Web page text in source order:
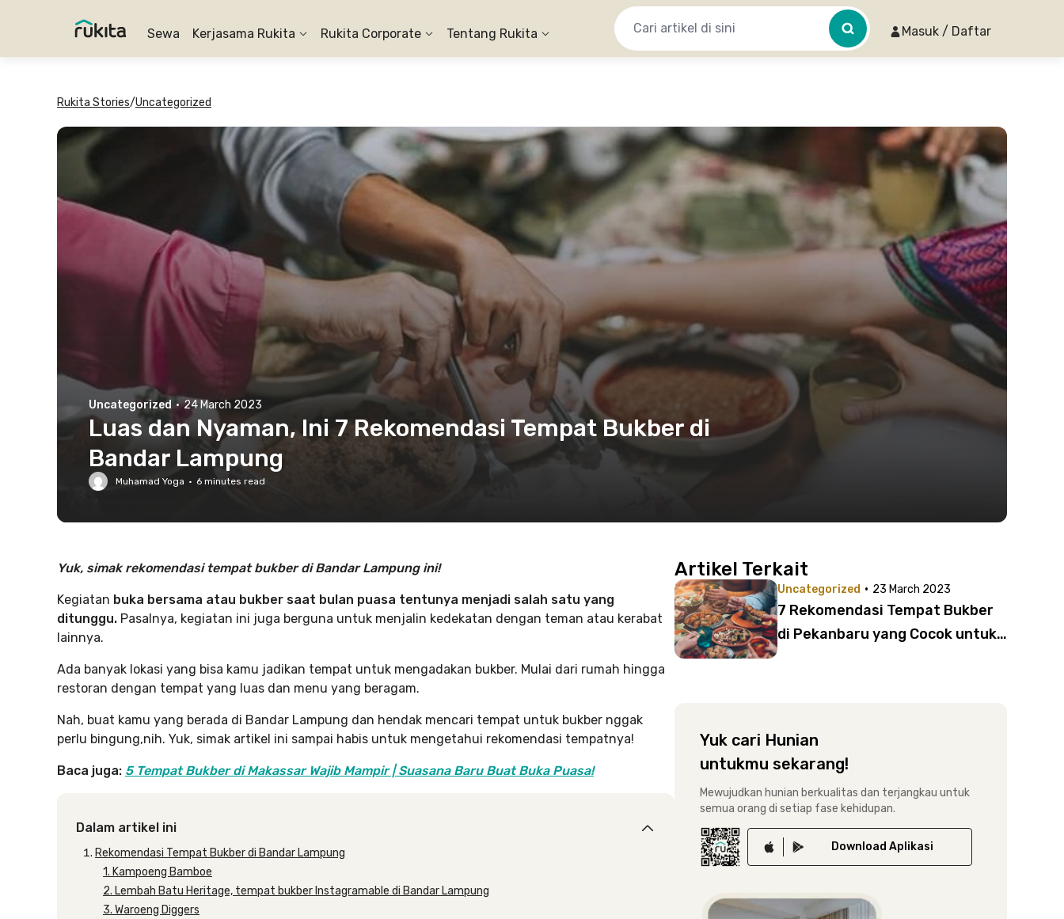
Sewa Kerjasama Rukita Rukita Corporate Tentang Rukita Masuk / Daftar
Rukita Stories/Uncategorized
Uncategorized · 24 March 2023
Luas dan Nyaman, Ini 7 Rekomendasi Tempat Bukber di
Bandar Lampung
Muhamad Yoga · 6 minutes read
Yuk, simak rekomendasi tempat bukber di Bandar Lampung ini!
Kegiatan buka bersama atau bukber saat bulan puasa tentunya menjadi salah satu yang
ditunggu. Pasalnya, kegiatan ini juga berguna untuk menjalin kedekatan dengan teman atau kerabat
lainnya.
Ada banyak lokasi yang bisa kamu jadikan tempat untuk mengadakan bukber. Mulai dari rumah hingga
restoran dengan tempat yang luas dan menu yang beragam.
Nah, buat kamu yang berada di Bandar Lampung dan hendak mencari tempat untuk bukber nggak
perlu bingung,nih. Yuk, simak artikel ini sampai habis untuk mengetahui rekomendasi tempatnya!
Baca juga: 5 Tempat Bukber di Makassar Wajib Mampir | Suasana Baru Buat Buka Puasa!
Dalam artikel ini
Rekomendasi Tempat Bukber di Bandar Lampung
1. Kampoeng Bamboe
2. Lembah Batu Heritage, tempat bukber Instagramable di Bandar Lampung
3. Waroeng Diggers
Artikel Terkait
Uncategorized · 23 March 2023
7 Rekomendasi Tempat Bukber
di Pekanbaru yang Cocok untuk
Yuk cari Hunian
untukmu sekarang!
Mewujudkan hunian berkualitas dan terjangkau untuk
semua orang di setiap fase kehidupan.
Download Aplikasi